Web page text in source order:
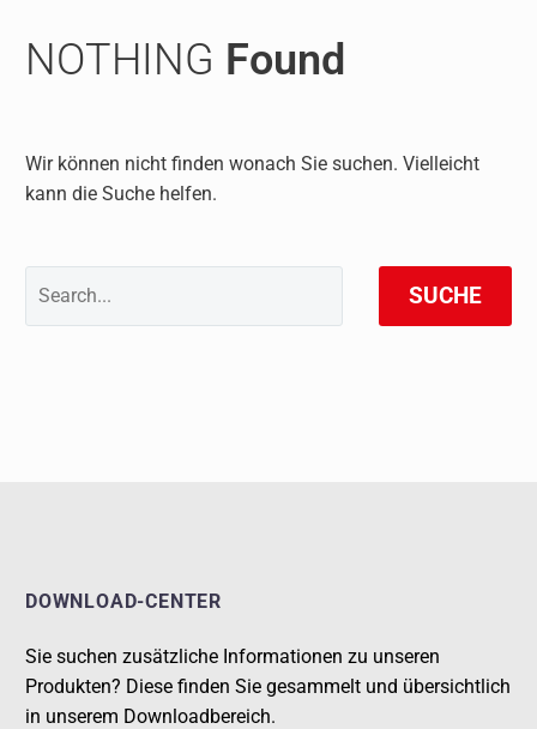
NOTHING Found
Wir können nicht finden wonach Sie suchen. Vielleicht
kann die Suche helfen.
SUCHE
DOWNLOAD-CENTER
Sie suchen zusätzliche Informationen zu unseren
Produkten? Diese finden Sie gesammelt und übersichtlich
in unserem Downloadbereich.